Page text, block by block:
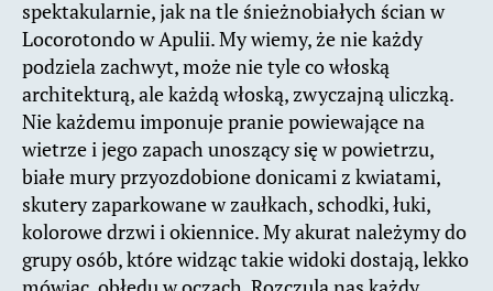
spektakularnie, jak na tle śnieżnobiałych ścian w
Locorotondo w Apulii. My wiemy, że nie każdy
podziela zachwyt, może nie tyle co włoską
architekturą, ale każdą włoską, zwyczajną uliczką.
Nie każdemu imponuje pranie powiewające na
wietrze i jego zapach unoszący się w powietrzu,
białe mury przyozdobione donicami z kwiatami,
skutery zaparkowane w zaułkach, schodki, łuki,
kolorowe drzwi i okiennice. My akurat należymy do
grupy osób, które widząc takie widoki dostają, lekko